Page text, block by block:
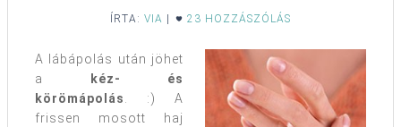
ÍRTA: VIA 23 HOZZÁSZÓLÁS
A lábápolás után jöhet
a
kéz- és
körömápolás. :) A
frissen mosott haj